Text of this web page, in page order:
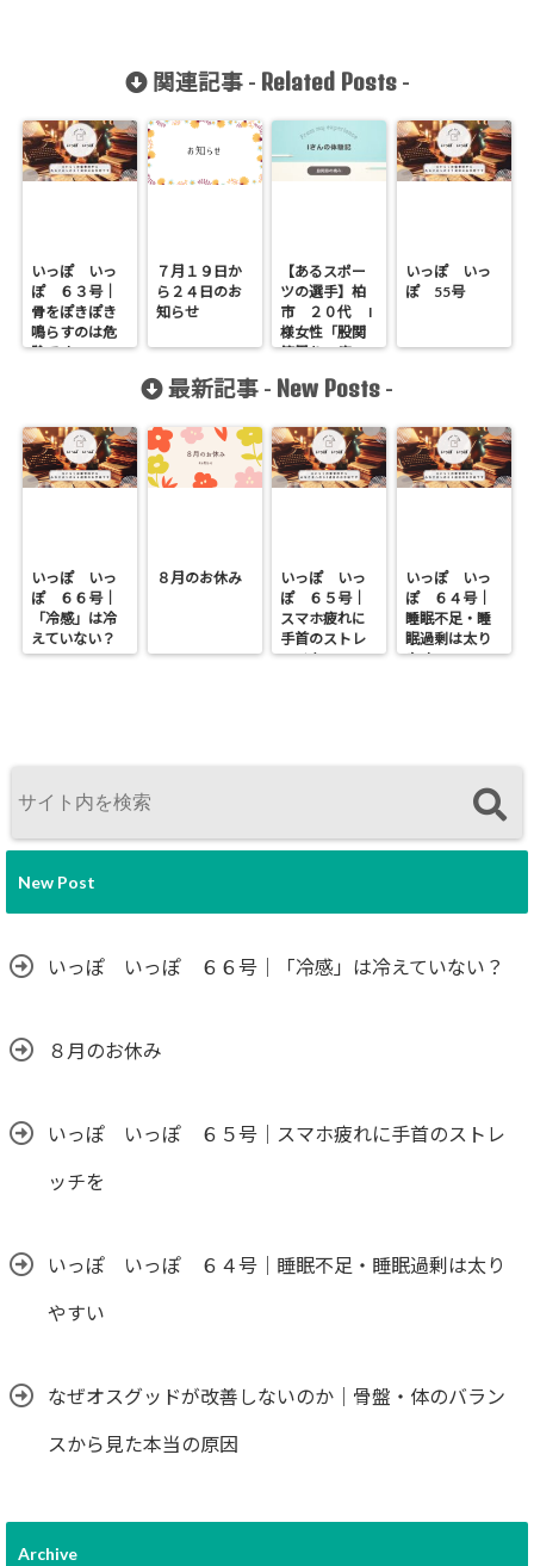
関連記事 - Related Posts-
いっぽ いっ
ぽ ６３号｜
骨をぽきぽき
鳴らすのは危
険です
７月１９日か
ら２４日のお
知らせ
【あるスポー
ツの選手】柏
市 ２０代 I
様女性「股関
節周りの痛
いっぽ いっ
ぽ 55号
最新記事 - New Posts -
いっぽ いっ
ぽ ６６号｜
「冷感」は冷
えていない？
８月のお休み
いっぽ いっ
ぽ ６５号｜
スマホ疲れに
手首のストレ
ッチを
いっぽ いっ
ぽ ６４号｜
睡眠不足・睡
眠過剰は太り
やすい
New Post
いっぽ いっぽ ６６号｜「冷感」は冷えていない？
８月のお休み
いっぽ いっぽ ６５号｜スマホ疲れに手首のストレ
ッチを
いっぽ いっぽ ６４号｜睡眠不足・睡眠過剰は太り
やすい
なぜオスグッドが改善しないのか｜骨盤・体のバラン
スから見た本当の原因
Archive